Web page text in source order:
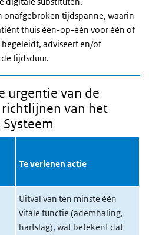
onafgebroken tijdspanne, waarin
thuis één-op-één voor één of
begeleidt, adviseert en/of
tijdsduur.
urgentie van de
van het
Te verlenen actie
Uitval van ten minste één
vitale functie (ademhaling,
hartslag), wat betekent dat